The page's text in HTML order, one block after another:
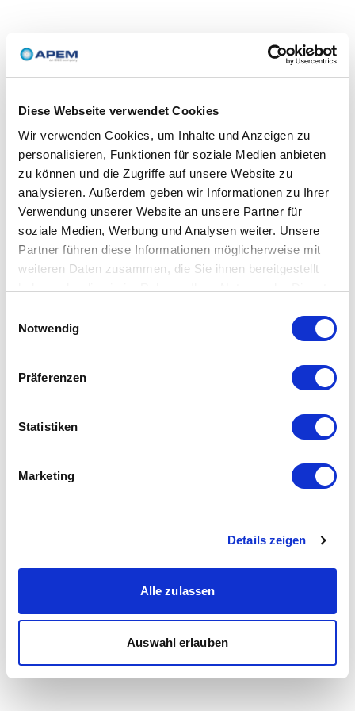
Diese Webseite verwendet Cookies
Wir verwenden Cookies, um Inhalte und Anzeigen zu
personalisieren, Funktionen für soziale Medien anbieten
zu können und die Zugriffe auf unsere Website zu
analysieren. Außerdem geben wir Informationen zu Ihrer
Verwendung unserer Website an unsere Partner für
soziale Medien, Werbung und Analysen weiter. Unsere
Partner führen diese Informationen möglicherweise mit
weiteren Daten zusammen, die Sie ihnen bereitgestellt
Notwendig
Präferenzen
Statistiken
Marketing
Details zeigen
Alle zulassen
Auswahl erlauben